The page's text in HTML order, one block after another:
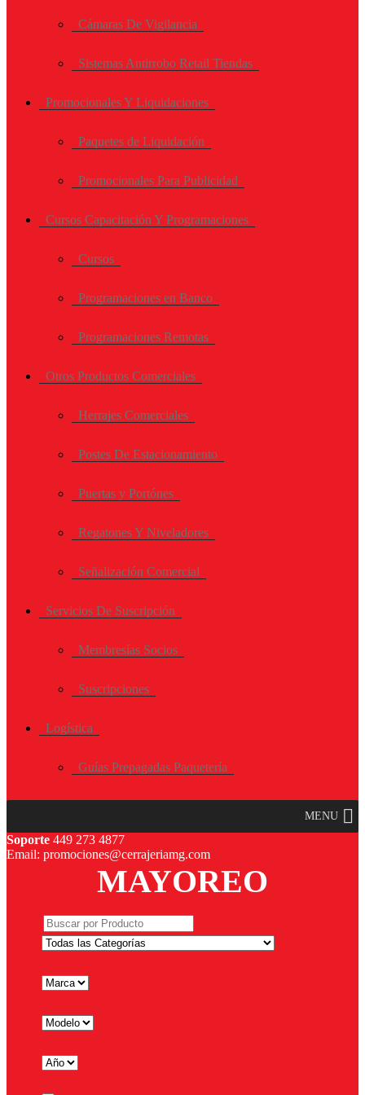
Cámaras De Vigilancia
Sistemas Antirrobo Retail Tiendas
Promocionales Y Liquidaciones
Paquetes de Liquidación
Promocionales Para Publicidad
Cursos Capacitación Y Programaciones
Cursos
Programaciones en Banco
Programaciones Remotas
Otros Productos Comerciales
Herrajes Comerciales
Postes De Estacionamiento
Puertas y Portónes
Regatones Y Niveladores
Señalización Comercial
Servicios De Suscripción
Membresías Socios
Suscripciones
Logística
Guías Prepagadas Paquetería
MENU
Soporte 449 273 4877
Email: promociones@cerrajeriamg.com
MAYOREO